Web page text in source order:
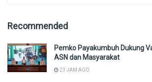
Recommended
Pemko Payakumbuh Dukung
ASN dan Masyarakat
23 JAM AGO